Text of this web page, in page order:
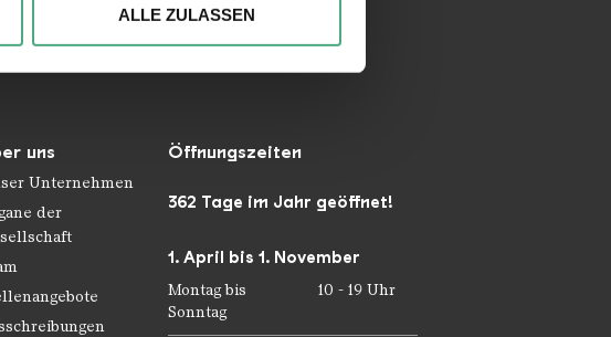
zu Ihrer Verwendung unserer
Partner führen diese Informationen
ALLE ZULASSEN
uns
Unternehmen
der
Öffnungszeiten
362 Tage im Jahr geöffnet!
1. April bis 1. November
Montag bis
Sonntag
10 - 19 Uhr